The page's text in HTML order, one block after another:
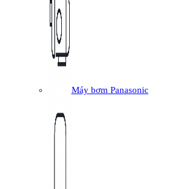
Máy bơm Panasonic